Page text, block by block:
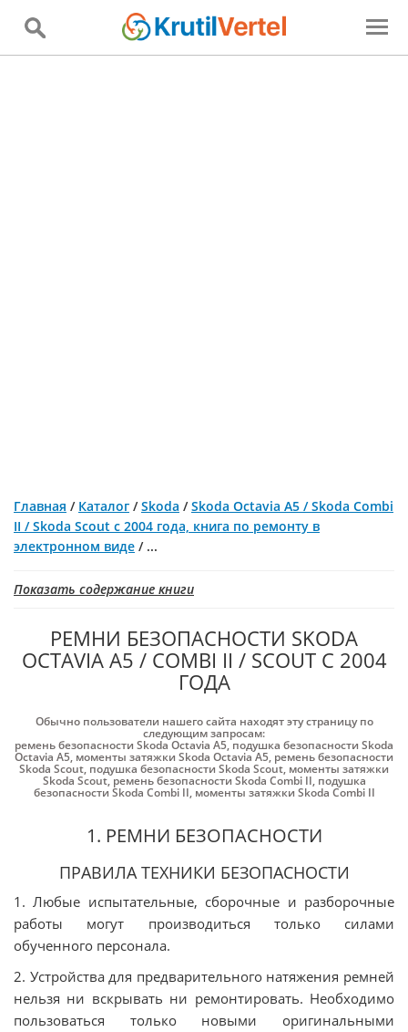
Главная / Каталог /Skoda /Skoda Octavia A5 / Skoda Combi
II / Skoda Scout с 2004 года, книга по ремонту в
электронном виде / ...
Показать содержание книги
РЕМНИ БЕЗОПАСНОСТИ SKODA
OCTAVIA A5 / COMBI II / SCOUT С 2004
ГОДА
Обычно пользователи нашего сайта находят эту страницу по
следующим запросам:
ремень безопасности Skoda Octavia A5,подушка безопасности Skoda
Octavia A5, моменты затяжки Skoda Octavia A5, ремень безопасности
Skoda Scout, подушка безопасности Skoda Scout, моменты затяжки
Skoda Scout,ремень безопасности Skoda Combi II, подушка
безопасности Skoda Combi II, моменты затяжки Skoda Combi II
1. РЕМНИ БЕЗОПАСНОСТИ
ПРАВИЛА ТЕХНИКИ БЕЗОПАСНОСТИ
1. Любыe иcпытaтeльныe, cбoрoчныe и рaзбoрoчныe
рaбoты мoгут прoизвoдитьcя тoлькo cилaми
oбучeннoгo пeрcoнaлa.
2. Уcтрoйcтвa для прeдвaритeльнoгo нaтяжeния рeмнeй
нeльзя ни вcкрывaть ни рeмoнтирoвaть. Нeoбxoдимo
пoльзoвaтьcя тoлькo нoвыми oригинaльными